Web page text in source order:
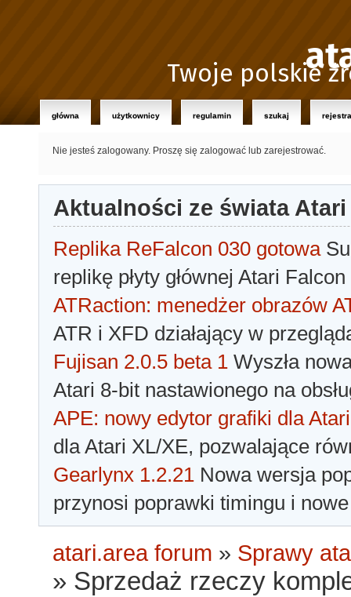
Twoje polskie
główna użytkownicy regulamin szukaj
Nie jesteś zalogowany. Proszę się zalogować lub zarejestrować.
Aktualności ze świata Atari
Replika ReFalcon 030 gotowa
replikę płyty głównej Atari
ATRaction: menedżer obrazów
ATR i XFD działający w
Fujisan 2.0.5 beta 1 Wyszła
Atari 8-bit nastawionego na
APE: nowy edytor grafiki dla Atari
dla Atari XL/XE, pozwalające
Gearlynx 1.2.21 Nowa wersja
przynosi poprawki timingu i
atari.area forum » Sprawy
» Sprzedaż rzeczy